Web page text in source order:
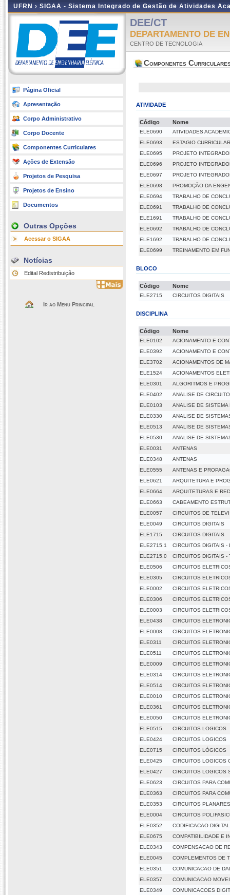
UFRN › SIGAA - Sistema Integrado de Gestão de Atividades
Página Oficial
Apresentação
Corpo Administrativo
Corpo Docente
Componentes Curriculares
Ações de Extensão
Projetos de Pesquisa
Projetos de Ensino
Documentos
Outras Opções
Acessar o SIGAA
Notícias
Edital Redistribuição
Ir ao Menu Principal
DEE/CT
DEPARTAMENTO DE
CENTRO DE TECNOLOGIA
Componentes
ATIVIDADE
Código Nome
ELE0690
ATIVIDADES
ELE0693
ESTAGIO CURRICULAR
ELE0695
PROJETO
ELE0696
PROJETO
ELE0697
PROJETO
ELE0698
PROMOÇÃO DA
ELE0694
TRABALHO DE
ELE0691
TRABALHO DE
ELE1691
TRABALHO DE
ELE0692
TRABALHO DE
ELE1692
TRABALHO DE
ELE0699
TREINAMENTO EM
BLOCO
Código Nome
ELE2715 CIRCUITOS DIGITAIS
DISCIPLINA
Código Nome
ELE0102
ACIONAMENTO E
ELE0392
ACIONAMENTO E
ELE3702
ACIONAMENTOS DE
ELE1524
ACIONAMENTOS
ELE0301
ALGORITMOS E
ELE0402
ANALISE DE
ELE0103
ANALISE DE SISTEMA
ELE0330
ANALISE DE
ELE0513
ANALISE DE
ELE0530
ANALISE DE
ELE0031
ANTENAS
ELE0348
ANTENAS
ELE0555
ANTENAS E
ELE0621
ARQUITETURA E
ELE0664
ARQUITETURAS E
ELE0663
CABEAMENTO
ELE0057
CIRCUITOS DE
ELE0049
CIRCUITOS DIGITAIS
ELE1715
CIRCUITOS DIGITAIS
ELE2715.1
CIRCUITOS DIGITAIS -
ELE2715.0
CIRCUITOS DIGITAIS -
ELE0506
CIRCUITOS
ELE0305
CIRCUITOS
ELE0002
CIRCUITOS
ELE0306
CIRCUITOS
ELE0003
CIRCUITOS
ELE0438
CIRCUITOS
ELE0008
CIRCUITOS
ELE0311
CIRCUITOS
ELE0511
CIRCUITOS
ELE0009
CIRCUITOS
ELE0314
CIRCUITOS
ELE0514
CIRCUITOS
ELE0010
CIRCUITOS
ELE0361
CIRCUITOS
ELE0050
CIRCUITOS
ELE0515
CIRCUITOS LOGICOS
ELE0424
CIRCUITOS LOGICOS
ELE0715
CIRCUITOS LÓGICOS
ELE0425
CIRCUITOS LOGICOS
ELE0427
CIRCUITOS LOGICOS
ELE0623
CIRCUITOS PARA
ELE0363
CIRCUITOS PARA
ELE0353
CIRCUITOS
ELE0004
CIRCUITOS
ELE0352
CODIFICACAO
ELE0675
COMPATIBILIDADE E
ELE0343
COMPENSACAO DE
ELE0045
COMPLEMENTOS DE
ELE0351
COMUNICACAO DE
ELE0357
COMUNICACAO
ELE0349
COMUNICACOES